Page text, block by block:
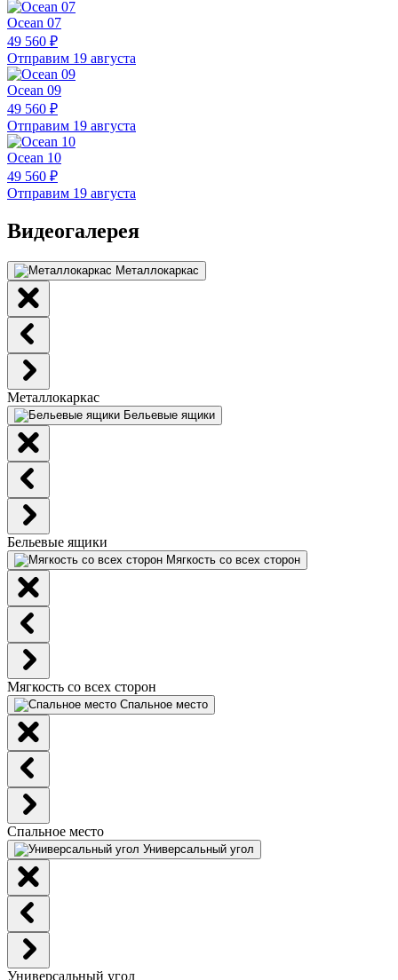
Ocean 07
49 560 ₽
Отправим 19 августа
Ocean 09
49 560 ₽
Отправим 19 августа
Ocean 10
49 560 ₽
Отправим 19 августа
Видеогалерея
Металлокаркас
Металлокаркас
Бельевые ящики
Бельевые ящики
Мягкость со всех сторон
Мягкость со всех сторон
Спальное место
Спальное место
Универсальный угол
Универсальный угол